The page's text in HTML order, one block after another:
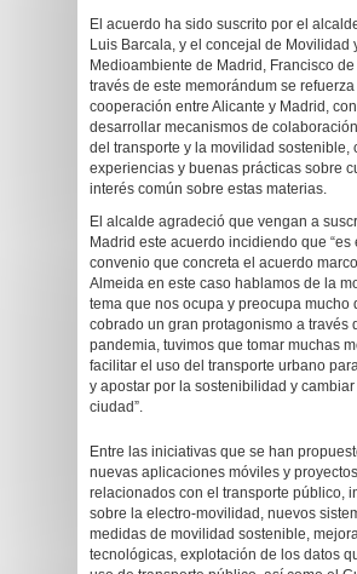
El acuerdo ha sido suscrito por el
Luis Barcala, y el concejal de Movilidad
Medioambiente de Madrid, Francisco
través de este memorándum se
cooperación entre Alicante y Madrid,
desarrollar mecanismos de
del transporte y la movilidad sostenible,
experiencias y buenas prácticas sobre
interés común sobre estas materias.
El alcalde agradeció que vengan a
Madrid este acuerdo incidiendo que “es
convenio que concreta el acuerdo
Almeida en este caso hablamos de la
tema que nos ocupa y preocupa mucho
cobrado un gran protagonismo a través
pandemia, tuvimos que tomar muchas
facilitar el uso del transporte urbano
y apostar por la sostenibilidad y
ciudad”.
Entre las iniciativas que se han
nuevas aplicaciones móviles y
relacionados con el transporte público,
sobre la electro-movilidad, nuevos
medidas de movilidad sostenible,
tecnológicas, explotación de los datos